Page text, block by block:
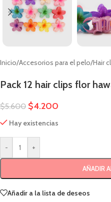
Inicio/Accesorios para el pelo/Hair
Pack 12 hair clips flor
$5.600 $4.200
Hay existencias
- +
AÑADIR
Añadir a la lista de deseos